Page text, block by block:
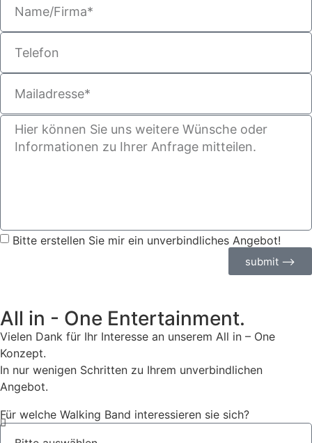
Bitte erstellen Sie mir ein unverbindliches Angebot!
submit ⟶
All in - One Entertainment.
Vielen Dank für Ihr Interesse an unserem All in – One
Konzept.
In nur wenigen Schritten zu Ihrem unverbindlichen
Angebot.
Für welche Walking Band interessieren sie sich?